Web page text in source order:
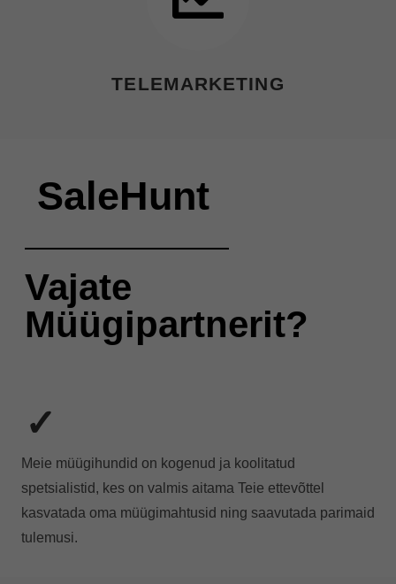
TELEMARKETING
SaleHunt
Vajate
Müügipartnerit?
✓
Meie müügihundid on kogenud ja koolitatud
spetsialistid, kes on valmis aitama Teie ettevõttel
kasvatada oma müügimahtusid ning saavutada parimaid
tulemusi.